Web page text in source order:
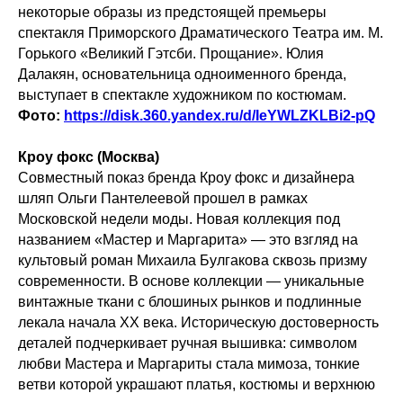
некоторые образы из предстоящей премьеры
спектакля Приморского Драматического Театра им. М.
Горького «Великий Гэтсби. Прощание». Юлия
Далакян, основательница одноименного бренда,
выступает в спектакле художником по костюмам.
Фото: https://disk.360.yandex.ru/d/IeYWLZKLBi2-pQ
Кроу фокс (Москва)
Совместный показ бренда Кроу фокс и дизайнера
шляп Ольги Пантелеевой прошел в рамках
Московской недели моды. Новая коллекция под
названием «Мастер и Маргарита» — это взгляд на
культовый роман Михаила Булгакова сквозь призму
современности. В основе коллекции — уникальные
винтажные ткани с блошиных рынков и подлинные
лекала начала XX века. Историческую достоверность
деталей подчеркивает ручная вышивка: символом
любви Мастера и Маргариты стала мимоза, тонкие
ветви которой украшают платья, костюмы и верхнюю